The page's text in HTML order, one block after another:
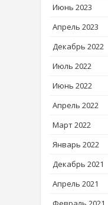
Июнь 2023
Апрель 2023
Декабрь 2022
Июль 2022
Июнь 2022
Апрель 2022
Март 2022
Январь 2022
Декабрь 2021
Апрель 2021